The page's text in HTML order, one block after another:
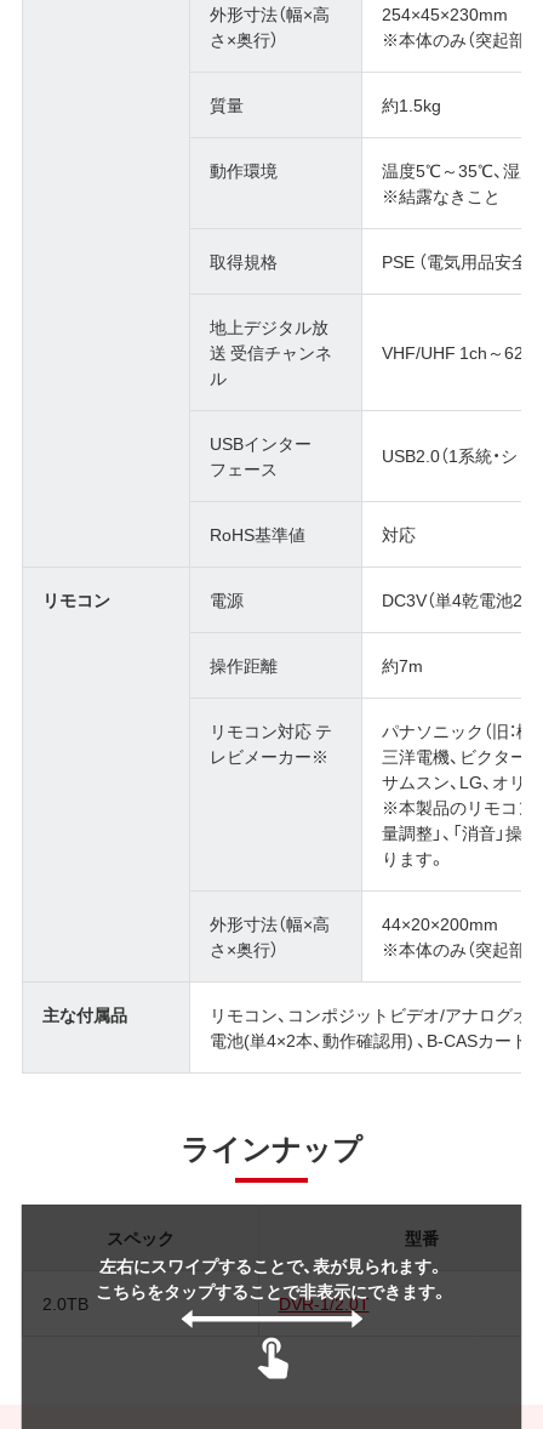
外形寸法（幅×高
さ×奥行）
254×45×230mm
※本体のみ（突起部除
質量 約1.5kg
動作環境
温度5℃～35℃、湿度
※結露なきこと
取得規格 PSE （電気用品安全
地上デジタル放
送 受信チャンネ
ル
VHF/UHF 1ch～
USBインター
フェース
USB2.0（1系統・シ
RoHS基準値 対応
リモコン 電源 DC3V（単4乾電池2本
操作距離 約7m
リモコン対応 テ
レビメーカー※
パナソニック（旧：松
三洋電機、ビクター
サムスン、LG、オリ
※本製品のリモコンで
量調整」、「消音」
ります。
外形寸法（幅×高
さ×奥行）
44×20×200mm
※本体のみ（突起部除
主な付属品
リモコン、コンポジットビデオ/アナログオ
電池(単4×2本、動作確認用) 、B-CASカード
ラインナップ
左右にスワイプすることで、表が見られます。
こちらをタップすることで非表示にできます。
スペック 型番
2.0TB DVR-1/2.0T